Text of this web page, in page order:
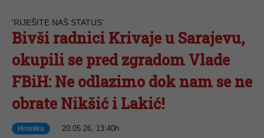
'RIJEŠITE NAŠ STATUS'
Bivši radnici Krivaje u Sarajevu,
okupili se pred zgradom Vlade
FBiH: Ne odlazimo dok nam se ne
obrate Nikšić i Lakić!
Hronika 20.05.26, 13:40h